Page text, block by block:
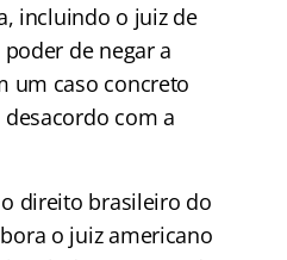
incluindo o juiz de
de negar a
um caso concreto
com a
direito brasileiro do
o juiz americano